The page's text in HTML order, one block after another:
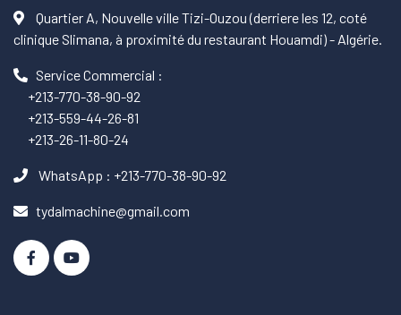
Quartier A, Nouvelle ville Tizi-Ouzou (derriere les 12, coté
clinique Slimana, à proximité du restaurant Houamdi) - Algérie.
Service Commercial :
+213-770-38-90-92
+213-559-44-26-81
+213-26-11-80-24
WhatsApp : +213-770-38-90-92
tydalmachine@gmail.com